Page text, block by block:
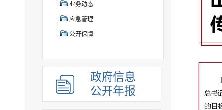
业务动态
应急管理
公开保障
政府信息
公开年报